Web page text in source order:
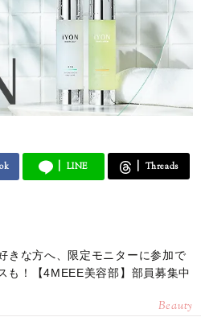
、メールアドレスへお願いいたしま
のご質問にはお答えしかねます。
LINE Threads
きな方へ、限定モニターに参加で
も！【4MEEE美容部】部員募集中
Beauty